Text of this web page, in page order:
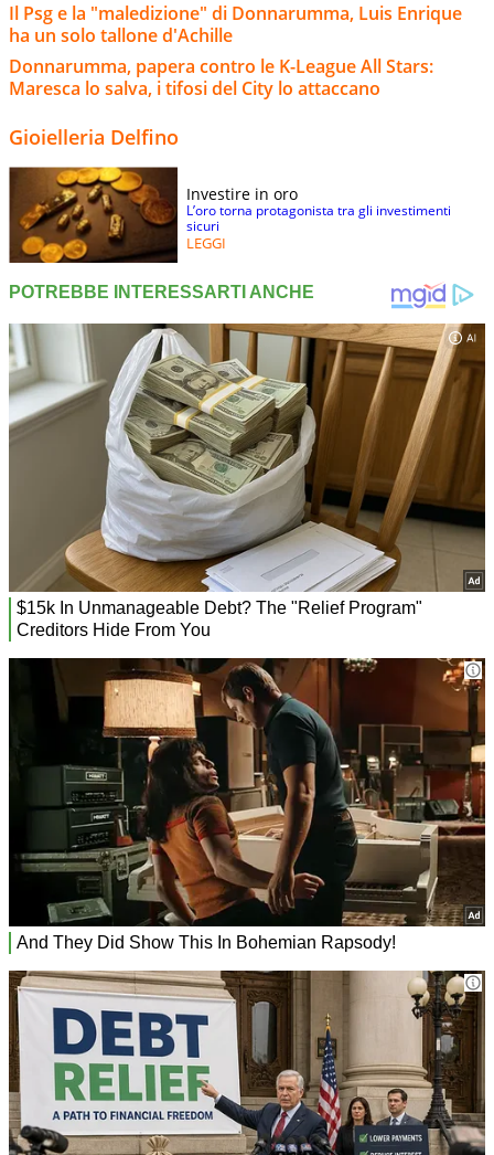
Il Psg e la "maledizione" di Donnarumma, Luis Enrique
ha un solo tallone d'Achille
Donnarumma, papera contro le K-League All Stars:
Maresca lo salva, i tifosi del City lo attaccano
Gioielleria Delfino
Investire in oro
L’oro torna protagonista tra gli investimenti
sicuri
LEGGI